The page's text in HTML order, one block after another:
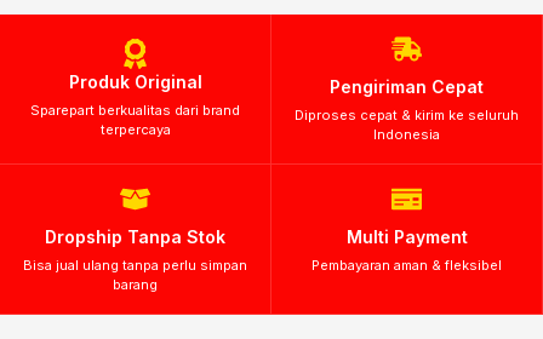
Produk Original
Sparepart berkualitas dari brand
terpercaya
Pengiriman Cepat
Diproses cepat & kirim ke seluruh
Indonesia
Dropship Tanpa Stok
Bisa jual ulang tanpa perlu simpan
barang
Multi Payment
Pembayaran aman & fleksibel